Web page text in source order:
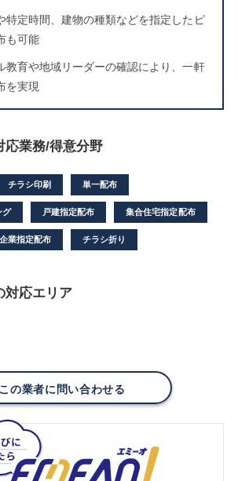
特定時間、建物の種類などを指定したピ
も可能
教育や地域リーダーの確認により、一軒
を実現
応業務/得意分野
チラシ印刷 単一配布
グ 戸建指定配布 集合住宅指定配布
企業指定配布 チラシ折り
対応エリア
この業者に問い合わせる